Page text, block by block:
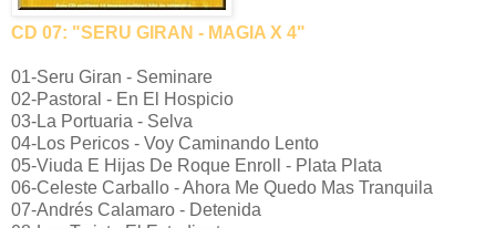
CD 07: "SERU GIRAN - MAGIA X 4"
01-Seru Giran - Seminare
02-Pastoral - En El Hospicio
03-La Portuaria - Selva
04-Los Pericos - Voy Caminando Lento
05-Viuda E Hijas De Roque Enroll - Plata Plata
06-Celeste Carballo - Ahora Me Quedo Mas Tranquila
07-Andrés Calamaro - Detenida